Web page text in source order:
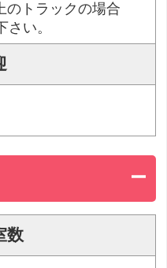
トラックの場合
い。
数